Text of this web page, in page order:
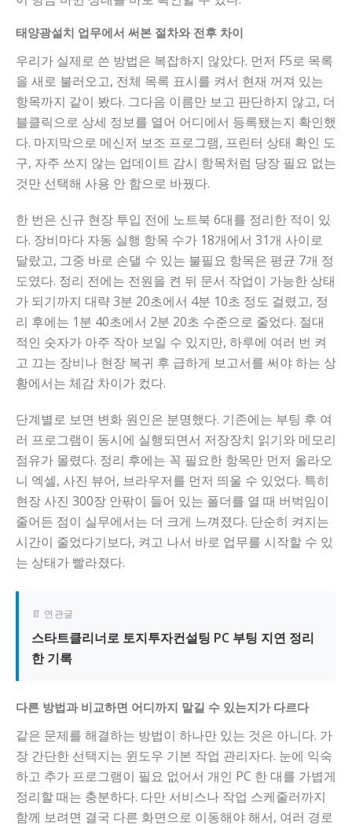
태양광설치 업무에서 써본 절차와 전후 차이
우리가 실제로 쓴 방법은 복잡하지 않았다. 먼저 F5로 목록
을 새로 불러오고, 전체 목록 표시를 켜서 현재 꺼져 있는
항목까지 같이 봤다. 그다음 이름만 보고 판단하지 않고, 더
블클릭으로 상세 정보를 열어 어디에서 등록됐는지 확인했
다. 마지막으로 메신저 보조 프로그램, 프린터 상태 확인 도
구, 자주 쓰지 않는 업데이트 감시 항목처럼 당장 필요 없는
것만 선택해 사용 안 함으로 바꿨다.
한 번은 신규 현장 투입 전에 노트북 6대를 정리한 적이 있
다. 장비마다 자동 실행 항목 수가 18개에서 31개 사이로
달랐고, 그중 바로 손댈 수 있는 불필요 항목은 평균 7개 정
도였다. 정리 전에는 전원을 켠 뒤 문서 작업이 가능한 상태
가 되기까지 대략 3분 20초에서 4분 10초 정도 걸렸고, 정
리 후에는 1분 40초에서 2분 20초 수준으로 줄었다. 절대
적인 숫자가 아주 작아 보일 수 있지만, 하루에 여러 번 켜
고 끄는 장비나 현장 복귀 후 급하게 보고서를 써야 하는 상
황에서는 체감 차이가 컸다.
단계별로 보면 변화 원인은 분명했다. 기존에는 부팅 후 여
러 프로그램이 동시에 실행되면서 저장장치 읽기와 메모리
점유가 몰렸다. 정리 후에는 꼭 필요한 항목만 먼저 올라오
니 엑셀, 사진 뷰어, 브라우저를 먼저 띄울 수 있었다. 특히
현장 사진 300장 안팎이 들어 있는 폴더를 열 때 버벅임이
줄어든 점이 실무에서는 더 크게 느껴졌다. 단순히 켜지는
시간이 줄었다기보다, 켜고 나서 바로 업무를 시작할 수 있
는 상태가 빨라졌다.
📄 연관글
스타트클리너로 토지투자컨설팅 PC 부팅 지연 정리
한 기록
다른 방법과 비교하면 어디까지 맡길 수 있는지가 다르다
같은 문제를 해결하는 방법이 하나만 있는 것은 아니다. 가
장 간단한 선택지는 윈도우 기본 작업 관리자다. 눈에 익숙
하고 추가 프로그램이 필요 없어서 개인 PC 한 대를 가볍게
정리할 때는 충분하다. 다만 서비스나 작업 스케줄러까지
함께 보려면 결국 다른 화면으로 이동해야 해서, 여러 경로